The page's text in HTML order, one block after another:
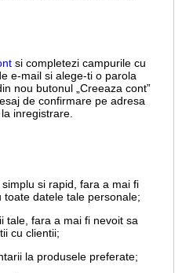
si completezi campurile cu
e-mail si alege-ti o parola
nou butonul „Creeaza cont”
de confirmare pe adresa
inregistrare.
si rapid, fara a mai fi
datele tale personale;
tale, fara a mai fi nevoit sa
cu clientii;
la produsele preferate;